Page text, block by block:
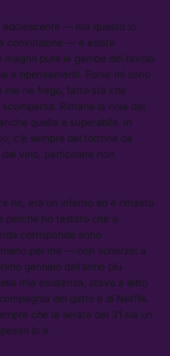
adolescente — ma questo lo
convinzione — e esiste
magno pure le gambe del tavolo
e ripensamenti. Forse mi sono
me ne frego, fatto stà che
scomparsa. Rimane la noia del
quella è superabile. In
c’è sempre del torrone da
vino, particolare non
no, era un inferno ed è rimasto
perchè ho testato che a
corrisponde anno
per me — non scherzo: a
gennaio dell’anno più
mia esistenza, stavo a letto
del gatto e di Netflix.
che la serata del 31 sia un
lo è.